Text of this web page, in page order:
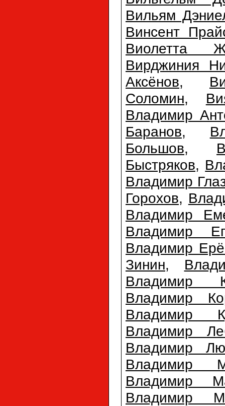
Вильям
Винсент
Виолетта
Вирджиния
Аксёнов,
Соломин,
Владимир
Баранов,
Большов,
Быстряков,
Владимир
Горохов,
Владимир
Владимир
Владимир
Зинин,
Владимир
Владимир
Владимир
Владимир
Владимир
Владимир
Владимир
Владимир